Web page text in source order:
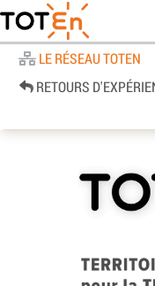
LE RÉSEAU TOTEN
RETOURS